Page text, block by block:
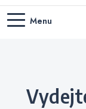
Menu
Vydejte se s námi za